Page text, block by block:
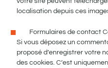
localisation depuis ces
Formulaires de contact
Si vous déposez un
proposé d’enregistrer votre
des cookies. C’est